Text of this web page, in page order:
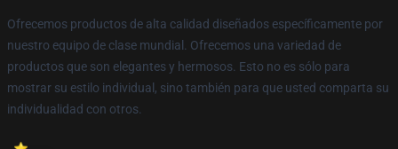
Ofrecemos productos de alta calidad diseñados específicamente por
nuestro equipo de clase mundial. Ofrecemos una variedad de
productos que son elegantes y hermosos. Esto no es sólo para
mostrar su estilo individual, sino también para que usted comparta su
individualidad con otros.